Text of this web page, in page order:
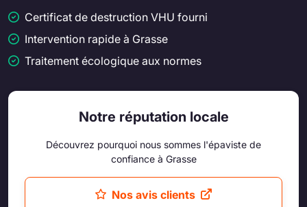
Certificat de destruction VHU fourni
Intervention rapide à Grasse
Traitement écologique aux normes
Notre réputation locale
Découvrez pourquoi nous sommes l'épaviste de
confiance à Grasse
Nos avis clients